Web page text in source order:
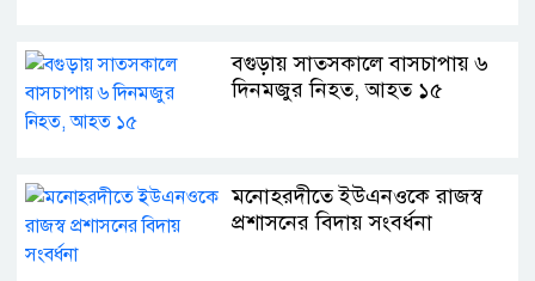
বগুড়ায় সাতসকালে বাসচাপায় ৬
দিনমজুর নিহত, আহত ১৫
মনোহরদীতে ইউএনওকে রাজস্ব
প্রশাসনের বিদায় সংবর্ধনা